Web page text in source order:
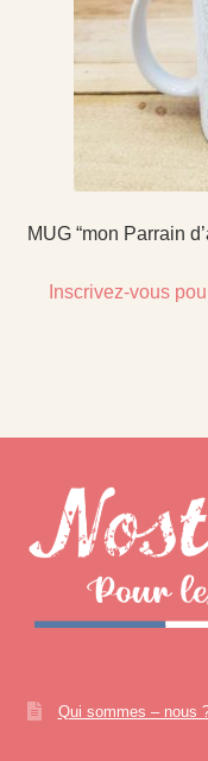
MUG “mon Parrain
Inscrivez-vous
Qui sommes – nous